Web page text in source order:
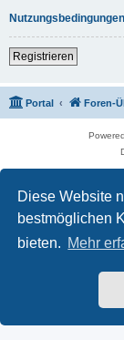
Diese Website
bestmöglichen
bieten. Mehr
Nutzungsbedingungen
Registrieren
Portal Foren-